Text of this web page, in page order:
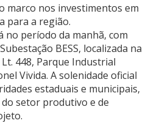
marco nos investimentos em
para a região.
período da manhã, com
BESS, localizada na
Lt. 448, Parque Industrial
Vivida. A solenidade oficial
estaduais e municipais,
setor produtivo e de